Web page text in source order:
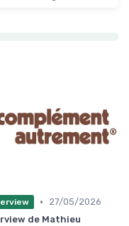
•
27/05/2026
de Mathieu